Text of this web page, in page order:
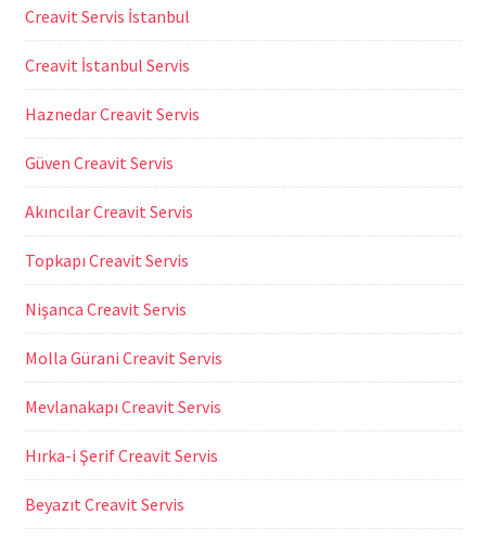
Creavit Servis İstanbul
Creavit İstanbul Servis
Haznedar Creavit Servis
Güven Creavit Servis
Akıncılar Creavit Servis
Topkapı Creavit Servis
Nişanca Creavit Servis
Molla Gürani Creavit Servis
Mevlanakapı Creavit Servis
Hırka-i Şerif Creavit Servis
Beyazıt Creavit Servis